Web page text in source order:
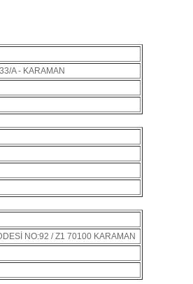
A - KARAMAN
NO:92 / Z1 70100 KARAMAN